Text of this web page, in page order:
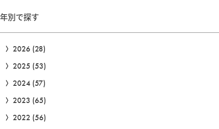
年別で探す
2026 (28)
2025 (53)
2024 (57)
2023 (65)
2022 (56)